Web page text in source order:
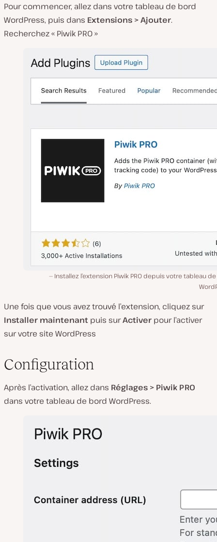
Pour commencer, allez dans votre tableau de bord
WordPress, puis dans Extensions > Ajouter.
Recherchez « Piwik PRO »
Installez l’extension Piwik PRO depuis votre tableau
Une fois que vous avez trouvé l’extension, cliquez sur
Installer maintenant puis surActiver pour l’activer
sur votre site WordPress
Configuration
Après l’activation, allez dans Réglages > Piwik PRO
dans votre tableau de bord WordPress.